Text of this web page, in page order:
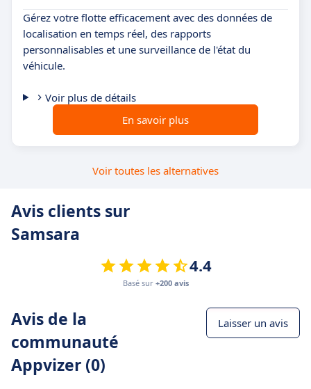
Gérez votre flotte efficacement avec des données de
localisation en temps réel, des rapports
personnalisables et une surveillance de l'état du
véhicule.
Voir plus de détails
En savoir plus
Voir toutes les alternatives
Avis clients sur
Samsara
4.4
Basé sur +200 avis
Avis de la
communauté
Appvizer (0)
Laisser un avis